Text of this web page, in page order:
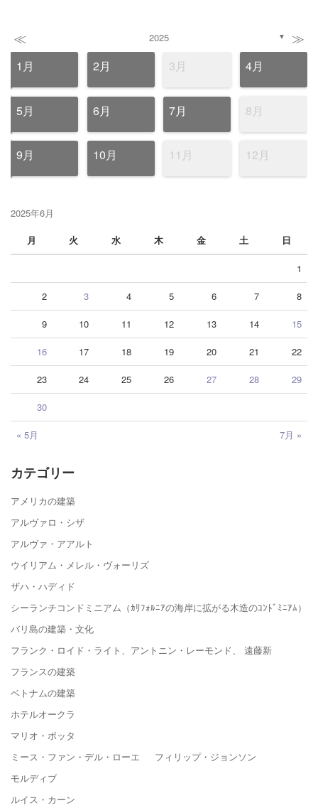
≪ 2025 ▼ ≫
1月 2月 3月 4月
5月 6月 7月 8月
9月 10月 11月 12月
2025年6月
月
火 水 木 金 土 日
« 5月 7月 »
1
2 3 4 5 6 7 8
9 10 11 12 13 14 15
16 17 18 19 20 21 22
23 24 25 26 27 28 29
30
カテゴリー
アメリカの建築
アルヴァロ・シザ
アルヴァ・アアルト
ウイリアム・メレル・ヴォーリズ
ザハ・ハディド
シーランチコンドミニアム（ｶﾘﾌｫﾙﾆｱの海岸に拡がる木造のｺﾝﾄﾞﾐﾆｱﾑ）
バリ島の建築・文化
フランク・ロイド・ライト、アントニン・レーモンド、 遠藤新
フランスの建築
ベトナムの建築
ホテルオークラ
マリオ・ボッタ
ミース・ファン・デル・ローエ フィリップ・ジョンソン
モルディブ
ルイス・カーン